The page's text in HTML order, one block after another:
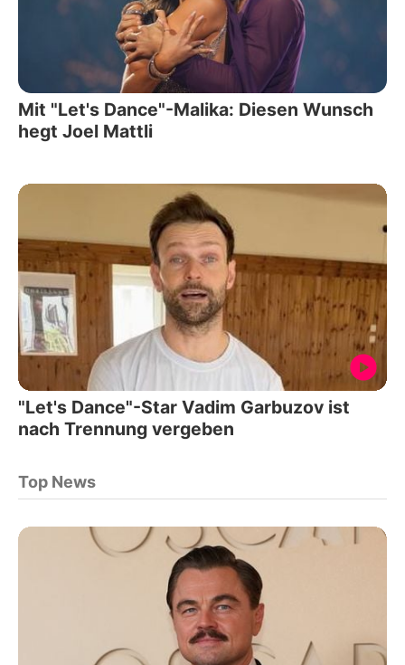
Mit "Let's Dance"-Malika: Diesen Wunsch
hegt Joel Mattli
"Let's Dance"-Star Vadim Garbuzov ist
nach Trennung vergeben
Top News